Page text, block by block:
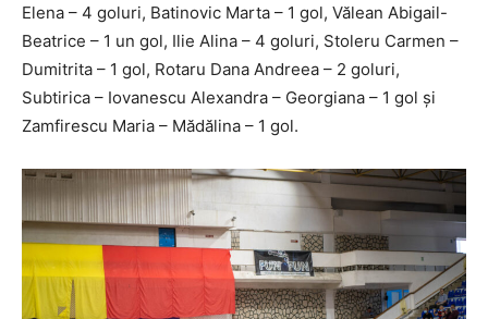
Elena – 4 goluri, Batinovic Marta – 1 gol, Vălean Abigail-
Beatrice – 1 un gol, Ilie Alina – 4 goluri, Stoleru Carmen –
Dumitrita – 1 gol, Rotaru Dana Andreea – 2 goluri,
Subtirica – Iovanescu Alexandra – Georgiana – 1 gol și
Zamfirescu Maria – Mădălina – 1 gol.